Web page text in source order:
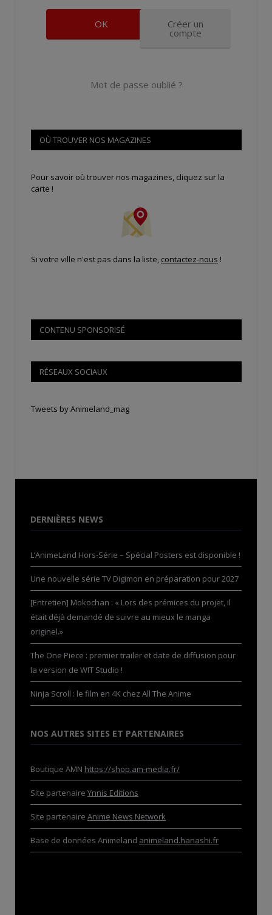
Créer un
compte
Mot de passe oublié ?
OÙ TROUVER NOS MAGAZINES
Pour savoir où trouver nos magazines, cliquez sur la
carte !
Si votre ville n'est pas dans la liste, contactez-nous !
CONTENU SPONSORISÉ
RÉSEAUX SOCIAUX
Tweets by Animeland_mag
DERNIÈRES NEWS
L’AnimeLand Hors-Série – Spécial Posters est disponible !
Une nouvelle série TV Digimon en préparation pour 2027
[Entretien] Mokochan : « Lors des prémices du projet, il
était déjà demandé de suivre au mieux le manga
originel.»
The One Piece : premier trailer et date de diffusion pour
la version de WIT Studio !
Ninja Scroll : le film en 4K chez All The Anime
NOS AUTRES SITES ET PARTENAIRES
Boutique AMN https://shop.am-media.fr/
Site partenaire Ynnis Editions
Site partenaire Anime News Network
Base de données Animeland animeland.hanashi.fr